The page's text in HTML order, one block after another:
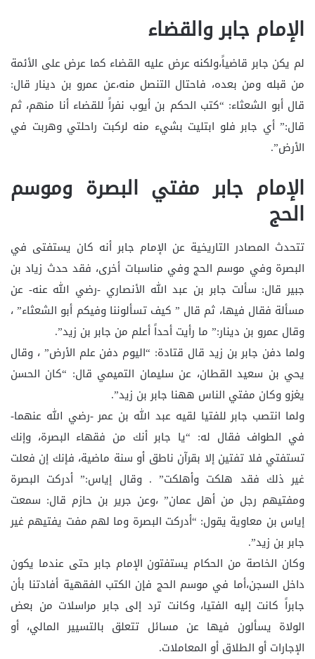
الإمام جابر والقضاء
لم يكن جابر قاضياً،ولكنه عرض عليه القضاء كما عرض على الأئمة
من قبله ومن بعده، فاحتال التنصل منه،عن عمرو بن دينار قال:
قال أبو الشعثاء: “كتب الحكم بن أيوب نفراً للقضاء أنا منهم، ثم
قال:” أي جابر فلو ابتليت بشيء منه لركبت راحلتي وهربت في
الأرض”.
الإمام جابر مفتي البصرة وموسم
الحج
تتحدث المصادر التاريخية عن الإمام جابر أنه كان يستفتى في
البصرة وفي موسم الحج وفي مناسبات أخرى، فقد حدث زياد بن
جبير قال: سألت جابر بن عبد الله الأنصاري -رضي الله عنه- عن
مسألة فقال فيها، ثم قال ” كيف تسألوننا وفيكم أبو الشعثاء” ،
وقال عمرو بن دينار:” ما رأيت أحداً أعلم من جابر بن زيد”.
ولما دفن جابر بن زيد قال قتادة: “اليوم دفن علم الأرض” ، وقال
يحي بن سعيد القطان، عن سليمان التميمي قال: “كان الحسن
يغزو وكان مفتي الناس ههنا جابر بن زيد”.
ولما انتصب جابر للفتيا لقيه عبد الله بن عمر -رضي الله عنهما-
في الطواف فقال له: “يا جابر أنك من فقهاء البصرة، وإنك
تستفتي فلا تفتين إلا بقرآن ناطق أو سنة ماضية، فإنك إن فعلت
غير ذلك فقد هلكت وأهلكت” . وقال إياس:” أدركت البصرة
ومفتيهم رجل من أهل عمان” ،وعن جرير بن حازم قال: سمعت
إياس بن معاوية يقول: “أدركت البصرة وما لهم مفت يفتيهم غير
جابر بن زيد”.
وكان الخاصة من الحكام يستفتون الإمام جابر حتى عندما يكون
داخل السجن،أما في موسم الحج فإن الكتب الفقهية أفادتنا بأن
جابراً كانت إليه الفتيا، وكانت ترد إلى جابر مراسلات من بعض
الولاة يسألون فيها عن مسائل تتعلق بالتسيير المالي، أو
الإجارات أو الطلاق أو المعاملات.